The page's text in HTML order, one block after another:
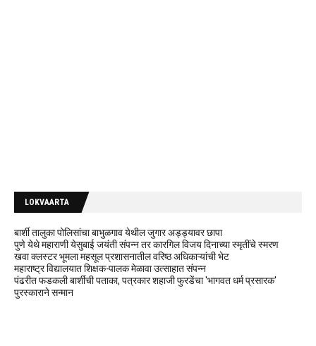
LOKVAARTA
बार्शी तालुका पोलिसांचा बाभुळगाव येथील जुगार अड्ड्यावर छापा
पुणे येथे महाराणी येसुबाई जयंती संपन्न तर कारगिल विजय दिनाच्या स्मृतींचे स्मरण
खवा क्लस्टर भूमला महसूल प्रशासनातील वरिष्ठ अधिकाऱ्यांची भेट
महाराष्ट्र विद्यालयात शिक्षक-पालक मेळावा उत्साहात संपन्न
पंढरीत फडकली बार्शीची पताका, पत्रकार शहाजी फुरडेंचा 'भागवत धर्म प्रसारक'
पुरस्काराने सन्मान